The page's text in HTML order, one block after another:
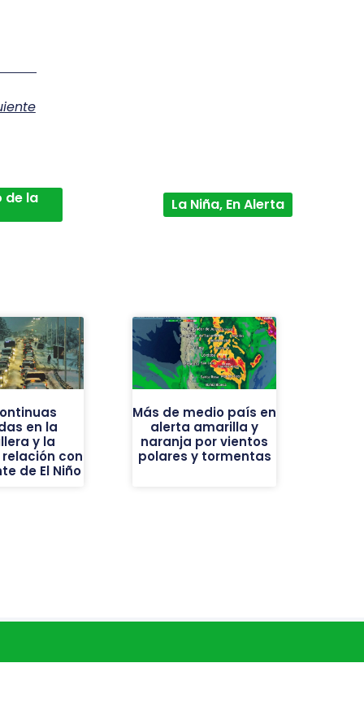
de la La Niña, En Alerta
en la
y la
con
de El Niño
Más de medio país en
alerta amarilla y
naranja por vientos
polares y tormentas